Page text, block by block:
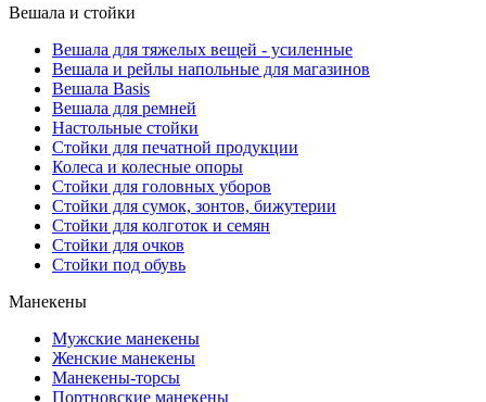
Вешала и стойки
Вешала для тяжелых вещей - усиленные
Вешала и рейлы напольные для магазинов
Вешала Basis
Вешала для ремней
Настольные стойки
Стойки для печатной продукции
Колеса и колесные опоры
Стойки для головных уборов
Стойки для сумок, зонтов, бижутерии
Стойки для колготок и семян
Стойки для очков
Стойки под обувь
Манекены
Мужские манекены
Женские манекены
Манекены-торсы
Портновские манекены